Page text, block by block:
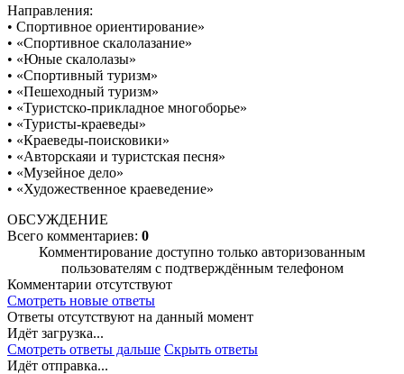
Направления:
• Спортивное ориентирование»
• «Спортивное скалолазание»
• «Юные скалолазы»
• «Спортивный туризм»
• «Пешеходный туризм»
• «Туристско-прикладное многоборье»
• «Туристы-краеведы»
• «Краеведы-поисковики»
• «Авторскаяи и туристская песня»
• «Музейное дело»
• «Художественное краеведение»
ОБСУЖДЕНИЕ
Всего комментариев: 0
Комментирование доступно только авторизованным
пользователям с подтверждённым телефоном
Комментарии отсутствуют
Смотреть новые ответы
Ответы отсутствуют на данный момент
Идёт загрузка...
Смотреть ответы дальше Скрыть ответы
Идёт отправка...